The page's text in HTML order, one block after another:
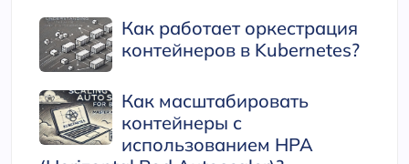
Как работает оркестрация
контейнеров в Kubernetes?
Как масштабировать
контейнеры с
использованием HPA